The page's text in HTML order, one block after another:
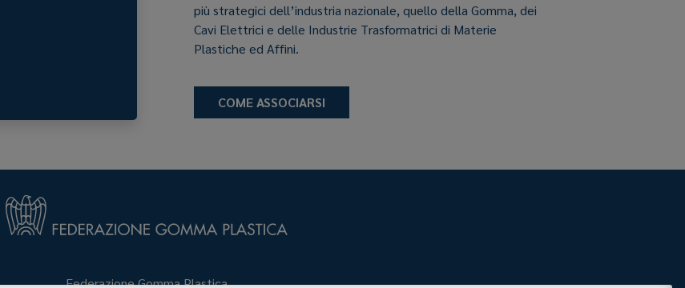
più strategici dell’industria nazionale, quello della Gomma, dei
Cavi Elettrici e delle Industrie Trasformatrici di Materie
Plastiche ed Affini.
COME ASSOCIARSI
Federazione Gomma Plastica